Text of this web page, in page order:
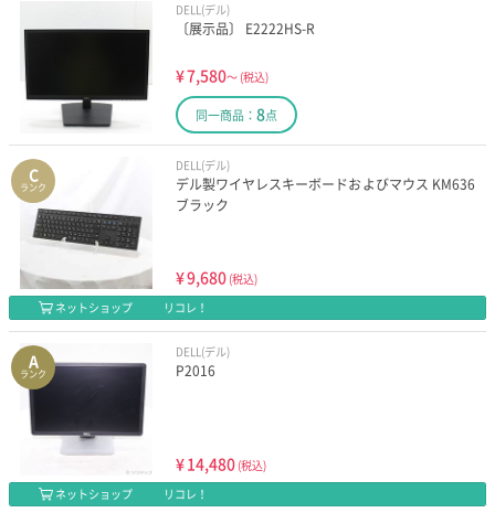
DELL(デル)
〔展示品〕 E2222HS-R
¥7,580～ (税込)
同一商品： 8点
C
ランク
DELL(デル)
デル製ワイヤレスキーボードおよびマウス KM636
ブラック
¥9,680 (税込)
ネットショップ
リコレ！
A
ランク
DELL(デル)
P2016
¥14,480 (税込)
ネットショップ
リコレ！